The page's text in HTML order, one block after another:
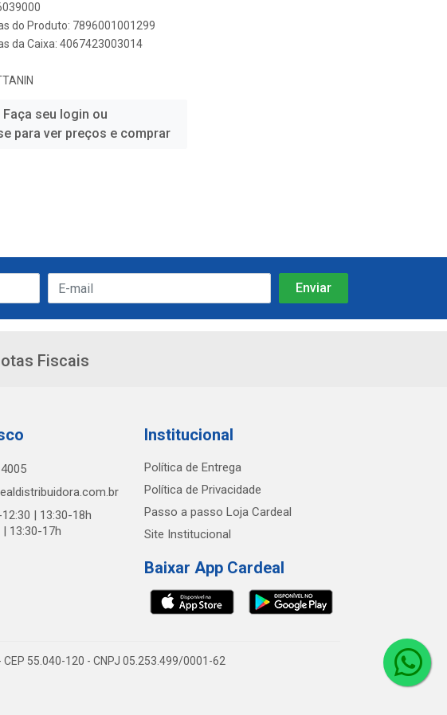
do Produto: 7896001001299
da Caixa: 4067423003014
Faça seu login ou
para ver preços e comprar
Fiscais
| 13:30-18h
13:30-17h
Institucional
Política de Entrega
Política de Privacidade
Passo a passo Loja Cardeal
Site Institucional
Baixar App Cardeal
55.040-120 - CNPJ 05.253.499/0001-62